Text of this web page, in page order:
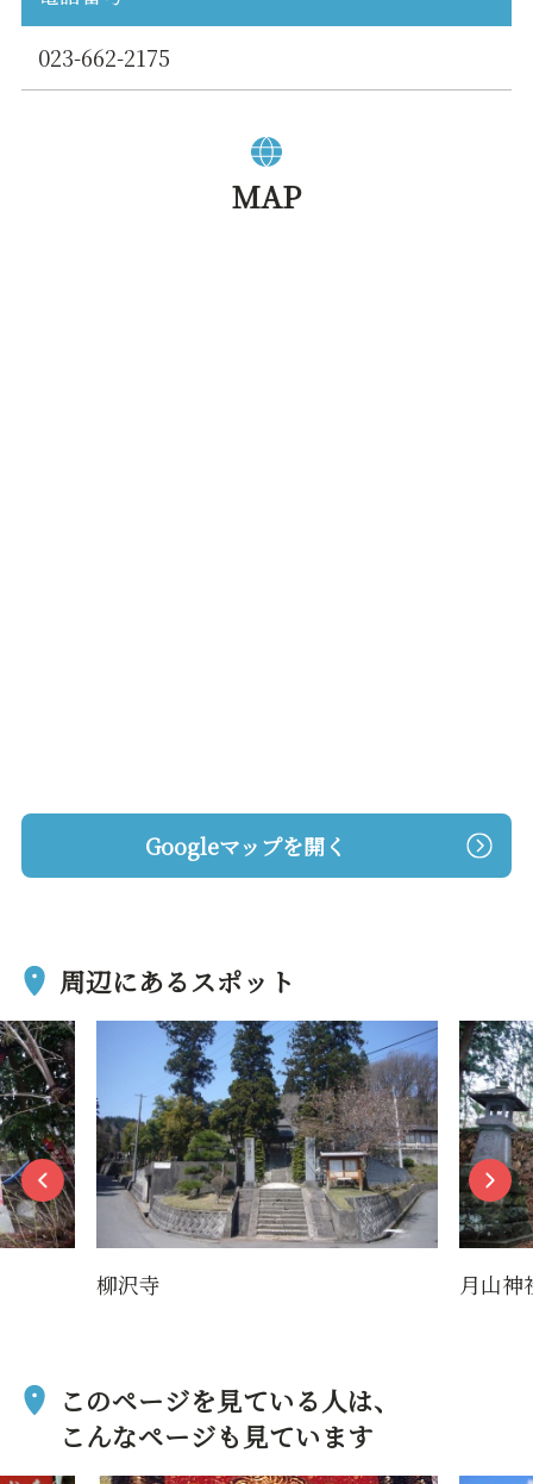
023-662-2175
MAP
Googleマップを開く
周辺にあるスポット
柳沢寺 月山神
このページを見ている人は、
こんなページも見ています